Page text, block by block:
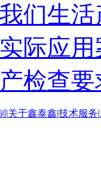
们生
际应用
检查
|关于鑫泰鑫|技术服务|